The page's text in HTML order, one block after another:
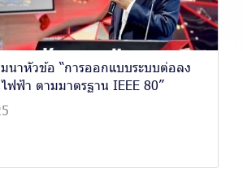
นาหัวข้อ “การออกแบบระบบต่อลง
ฟฟ้า ตามมาตรฐาน IEEE 80”